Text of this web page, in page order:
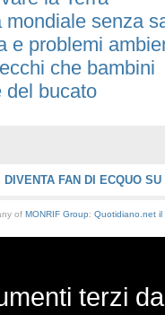
senza
e problemi
che bambini
del bucato
DIVENTA FAN DI ECQUO SU
of MONRIF Group: Quotidiano.net il
terzi